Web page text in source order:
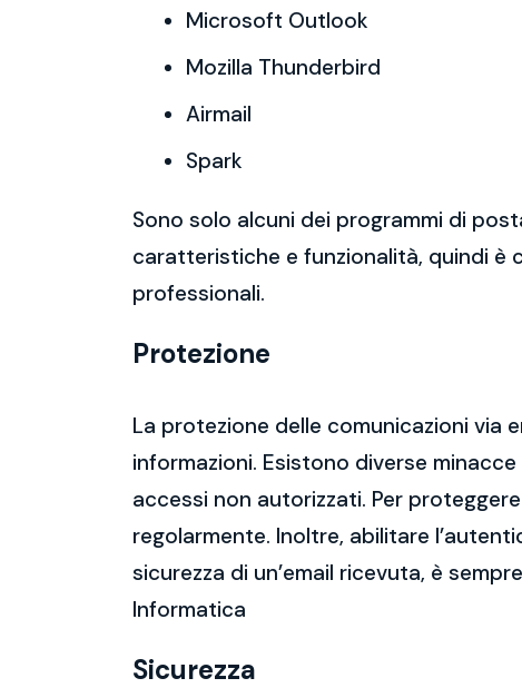
Microsoft Outlook
Mozilla Thunderbird
Airmail
Spark
Sono solo alcuni dei programmi di
caratteristiche e funzionalità, quindi è
professionali.
Protezione
La protezione delle comunicazioni via
informazioni. Esistono diverse
accessi non autorizzati. Per
regolarmente. Inoltre, abilitare
sicurezza di un’email ricevuta, è
Informatica
Sicurezza